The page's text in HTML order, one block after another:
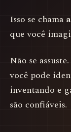
Isso se chama
que você
Não se
você pode
inventando e
são confiáveis.